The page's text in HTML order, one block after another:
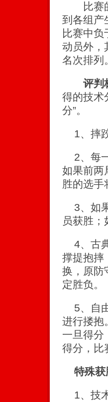
比赛的
到各组产
比赛中
动员外，
名次排列
评判
得的技术
分”。
1、摔
2、每
如果前两
胜的选手
3、如
员获胜
4、古
撑提抱摔
换，原防
定胜负。
5、自
进行搂抱
一旦得分
得分，比
特殊获
1、技